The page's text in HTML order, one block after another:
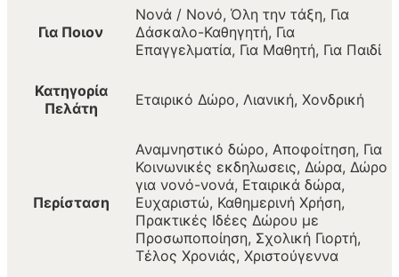
Για Ποιον
Νονά / Νονό, Όλη την τάξη, Για
Δάσκαλο-Καθηγητή, Για
Επαγγελματία, Για Μαθητή, Για Παιδί
Κατηγορία
Πελάτη
Εταιρικό Δώρο, Λιανική, Χονδρική
Περίσταση
Αναμνηστικό δώρο, Αποφοίτηση, Για
Κοινωνικές εκδηλωσεις, Δώρα, Δώρο
για νονό-νονά, Εταιρικά δώρα,
Ευχαριστώ, Καθημερινή Χρήση,
Πρακτικές Ιδέες Δώρου με
Προσωποποίηση, Σχολική Γιορτή,
Τέλος Χρονιάς, Χριστούγεννα